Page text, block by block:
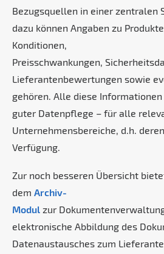
Bezugsquellen in einer zentralen
dazu können Angaben zu
Konditionen,
Preisschwankungen,
Lieferantenbewertungen sowie
gehören. Alle diese
guter Datenpflege – für alle
Unternehmensbereiche, d.h.
Verfügung.
Zur noch besseren Übersicht
dem Archiv-
Modul zur
elektronische Abbildung des
Datenaustausches zum